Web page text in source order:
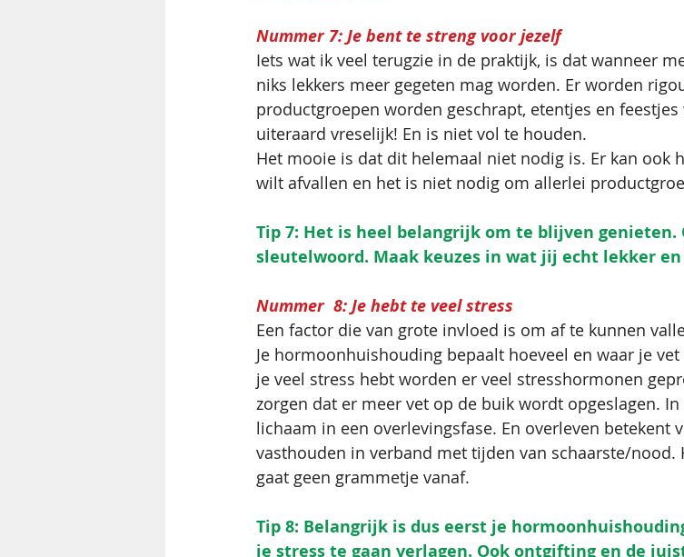
Nummer 7: Je bent te streng voor jezelf
Iets wat ik veel terugzie in de praktijk, is dat wanneer
niks lekkers meer gegeten mag worden. Er worden
productgroepen worden geschrapt, etentjes en
uiteraard vreselijk! En is niet vol te houden.
Het mooie is dat dit helemaal niet nodig is. Er kan ook
wilt afvallen en het is niet nodig om allerlei
Tip 7: Het is heel belangrijk om te blijven
sleutelwoord. Maak keuzes in wat jij echt lekker
Nummer  8: Je hebt te veel stress
Een factor die van grote invloed is om af te kunnen
Je hormoonhuishouding bepaalt hoeveel en waar je
je veel stress hebt worden er veel stresshormonen
zorgen dat er meer vet op de buik wordt opgeslagen.
lichaam in een overlevingsfase. En overleven betekent
vasthouden in verband met tijden van schaarste/nood.
gaat geen grammetje vanaf.
Tip 8: Belangrijk is dus eerst je
je stress te gaan verlagen. Ook ontgifting en de